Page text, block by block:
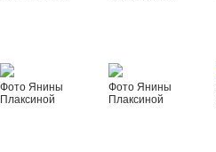
Фото Янины
Плаксиной
Фото Янины
Плаксиной